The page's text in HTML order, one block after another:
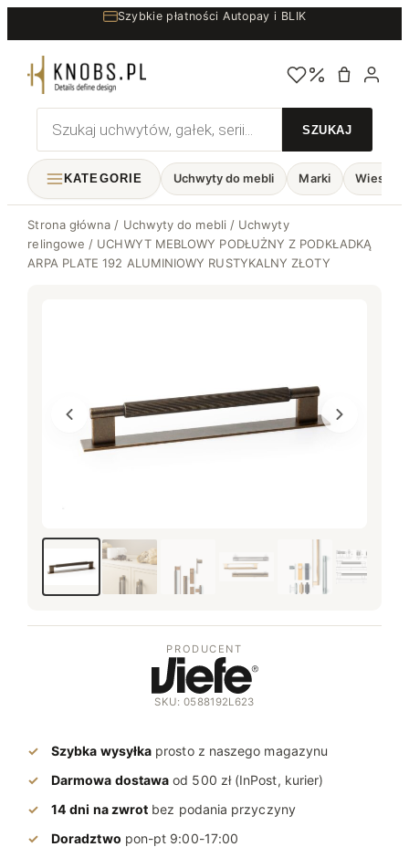
do
treści
Szybkie płatności Autopay i BLIK
Bezpieczne zakupy
Wyszukiwarka
produktów
KATEGORIE Uchwyty do mebli Marki
Strona główna / Uchwyty do mebli / Uchwyty
relingowe / UCHWYT MEBLOWY PODŁUŻNY Z PODKŁADKĄ
ARPA PLATE 192 ALUMINIOWY RUSTYKALNY ZŁOTY
PRODUCENT
SKU: 0588192L623
Szybka wysyłka prosto z naszego magazynu
Darmowa dostawa od 500 zł (InPost, kurier)
14 dni na zwrot bez podania przyczyny
Doradztwo pon-pt 9:00-17:00